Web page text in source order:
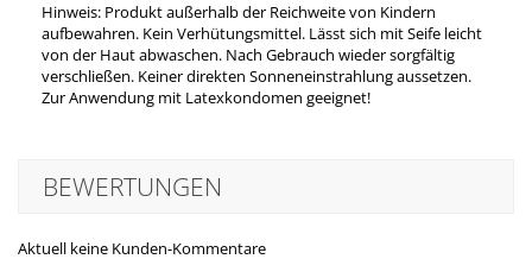
Hinweis: Produkt außerhalb der Reichweite von Kindern
aufbewahren. Kein Verhütungsmittel. Lässt sich mit Seife leicht
von der Haut abwaschen. Nach Gebrauch wieder sorgfältig
verschließen. Keiner direkten Sonneneinstrahlung aussetzen.
Zur Anwendung mit Latexkondomen geeignet!
BEWERTUNGEN
Aktuell keine Kunden-Kommentare